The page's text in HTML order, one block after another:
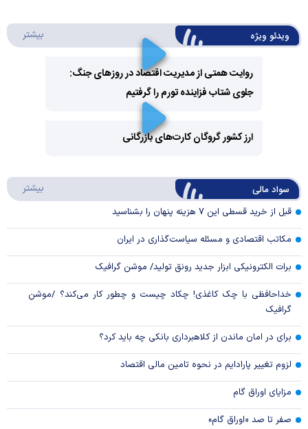
ویدئو ویژه بیشتر
Play
Video
روایت همتی از مدیریت اقتصاد در روزهای جنگ:
جلوی شتاب فزاینده تورم را گرفتیم
Video
ارز کشور گروگان کارت‌های بازرگانی
سواد مالی بیشتر
قبل از خرید قسطی این ۷ هزینه پنهان را بشناسید
مکاتب اقتصادی و مسئله سیاست‌گذاری در ایران
برات الکترونیکی ابزار جدید رونق تولید/ موشن گرافیک
خداحافظی با چک کاغذی! چکاد چیست و چطور کار می‌کند؟ /موشن
گرافیک
برای در امان ماندن از کلاهبرداری بانکی چه باید کرد؟
لزوم تغییر پارادایم در نحوه تامین مالی اقتصاد
مزایای اوراق گام
صفر تا صد «اوراق گام»